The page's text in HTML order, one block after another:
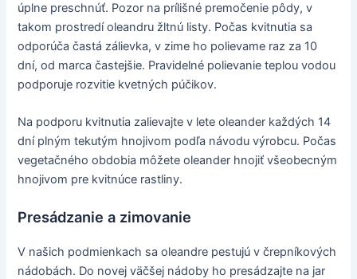
úplne preschnúť. Pozor na prílišné premočenie pôdy, v
takom prostredí oleandru žltnú listy. Počas kvitnutia sa
odporúča častá zálievka, v zime ho polievame raz za 10
dní, od marca častejšie. Pravidelné polievanie teplou vodou
podporuje rozvitie kvetných púčikov.
Na podporu kvitnutia zalievajte v lete oleander každých 14
dní plným tekutým hnojivom podľa návodu výrobcu. Počas
vegetačného obdobia môžete oleander hnojiť všeobecným
hnojivom pre kvitnúce rastliny.
Presádzanie a zimovanie
V našich podmienkach sa oleandre pestujú v črepníkových
nádobách. Do novej väčšej nádoby ho presádzajte na jar